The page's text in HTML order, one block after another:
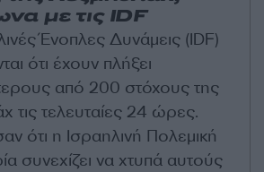
με τις IDF
Ένοπλες Δυνάμεις (IDF)
ότι έχουν πλήξει
από 200 στόχους της
τις τελευταίες 24 ώρες.
ότι η Ισραηλινή Πολεμική
συνεχίζει να χτυπά αυτούς